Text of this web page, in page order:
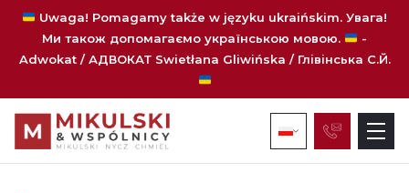
Uwaga! Pomagamy także w języku ukraińskim. Увага!
Ми також допомагаємо українською мовою.
-
Adwokat / АДВОКАТ Swietłana Gliwińska / Глівінська С.Й.